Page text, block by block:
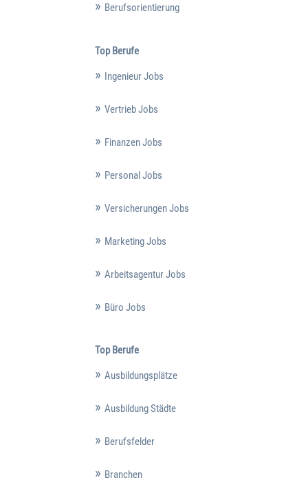
Berufsorientierung
Top Berufe
Ingenieur Jobs
Vertrieb Jobs
Finanzen Jobs
Personal Jobs
Versicherungen Jobs
Marketing Jobs
Arbeitsagentur Jobs
Büro Jobs
Top Berufe
Ausbildungsplätze
Ausbildung Städte
Berufsfelder
Branchen